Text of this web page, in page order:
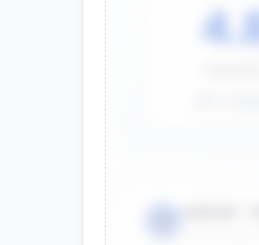
第3周：邮箱
第4周：数据
同一时间只
##预期时间节省